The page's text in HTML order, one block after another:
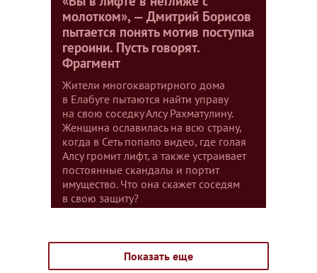
молотком», — Дмитрий Борисов
пытается понять мотив поступка
героини. Пусть говорят.
Фрагмент
Жители многоквартирного дома
в Елабуге пытаются найти управу
на свою соседку Алсу Рахматулину.
Женщина ославилась на всю страну,
когда в Сеть попало видео, где голая
Алсу громит лифт, а также устраивает
постоянные скандалы и портит
имущество. Что она скажет соседям
в свою защиту?
Показать еще